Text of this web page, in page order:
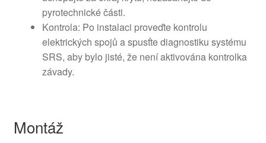
pyrotechnické části.
Kontrola: Po instalaci proveďte kontrolu
elektrických spojů a spusťte diagnostiku systému
SRS, aby bylo jisté, že není aktivována kontrolka
závady.
Montáž